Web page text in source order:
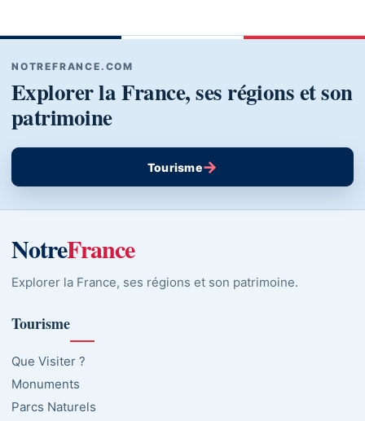
NOTREFRANCE.COM
Explorer la France, ses régions et son
patrimoine
Tourisme→
NotreFrance
Explorer la France, ses régions et son patrimoine.
Tourisme
Que Visiter ?
Monuments
Parcs Naturels